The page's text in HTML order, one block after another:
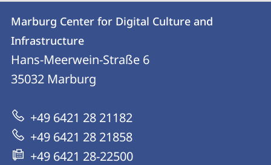
Kontakt
und
Informationen
zur
Website
Kontaktinformationen
Marburg
Center
for
Culture
and
Infrastructure
Marburg Center for Digital Culture and
Infrastructure
Hans-Meerwein-Straße 6
35032 Marburg
+49 6421 28 21182
+49 6421 28 21858
+49 6421 28-22500